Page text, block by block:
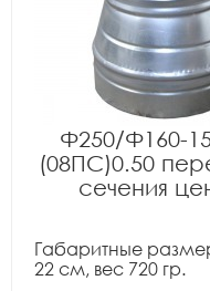
Ф250/Ф160-
(08ПС)0.50
сечения
Габаритные
22 см, вес 720 гр.